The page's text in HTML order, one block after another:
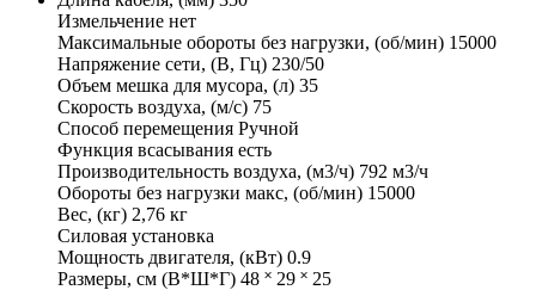
Измельчение нет
Максимальные обороты без нагрузки, (об/мин) 15000
Напряжение сети, (В, Гц) 230/50
Объем мешка для мусора, (л) 35
Скорость воздуха, (м/с) 75
Способ перемещения Ручной
Функция всасывания есть
Производительность воздуха, (м3/ч) 792 м3/ч
Обороты без нагрузки макс, (об/мин) 15000
Вес, (кг) 2,76 кг
Силовая установка
Мощность двигателя, (кВт) 0.9
Размеры, см (В*Ш*Г) 48 ˟ 29 ˟ 25